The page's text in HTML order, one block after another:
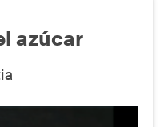
azúcar